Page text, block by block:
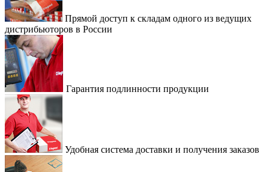
Прямой доступ к складам одного из ведущих
дистрибьюторов в России
Гарантия подлинности продукции
Удобная система доставки и получения заказов